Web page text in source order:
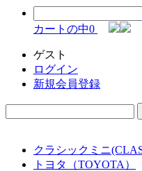
カートの中0
ゲスト
ログイン
新規会員登録
クラシックミニ
トヨタ（TOYOTA）